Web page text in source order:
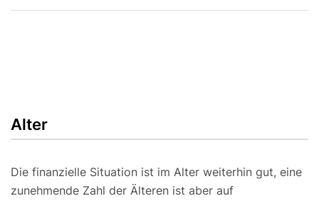
Alter
Die finanzielle Situation ist im Alter weiterhin gut, eine
zunehmende Zahl der Älteren ist aber auf